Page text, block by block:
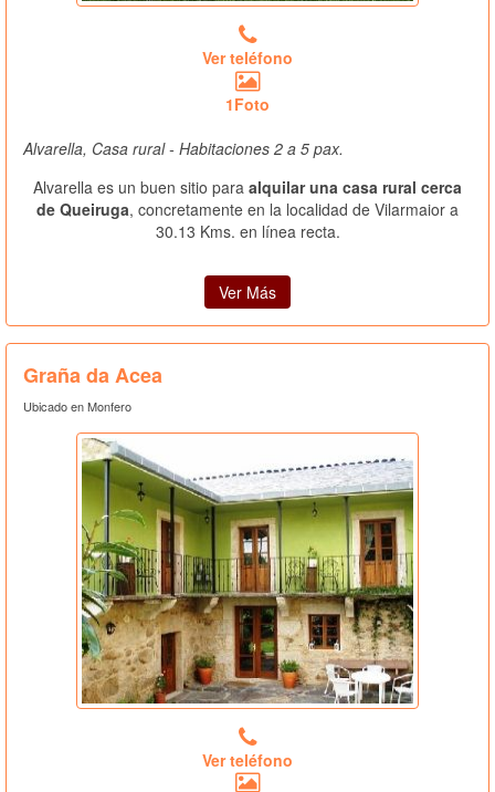
Ver teléfono
1Foto
Alvarella, Casa rural - Habitaciones 2 a 5 pax.
Alvarella es un buen sitio para alquilar una casa rural cerca
de Queiruga, concretamente en la localidad de Vilarmaior a
30.13 Kms. en línea recta.
Ver Más
Graña da Acea
Ubicado en Monfero
Ver teléfono